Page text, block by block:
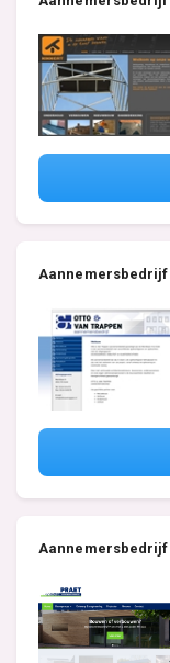
Aannemersbedrijf